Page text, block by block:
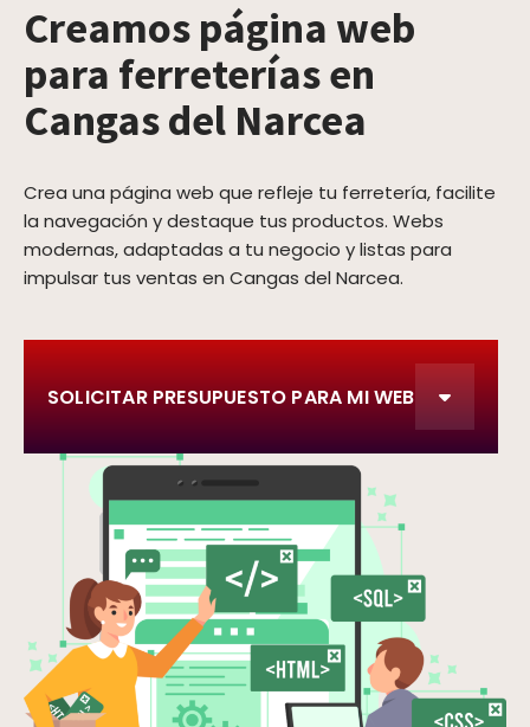
Creamos página web
para ferreterías en
Cangas del Narcea
Crea una página web que refleje tu ferretería, facilite
la navegación y destaque tus productos. Webs
modernas, adaptadas a tu negocio y listas para
impulsar tus ventas en Cangas del Narcea.
SOLICITAR PRESUPUESTO PARA MI WEB